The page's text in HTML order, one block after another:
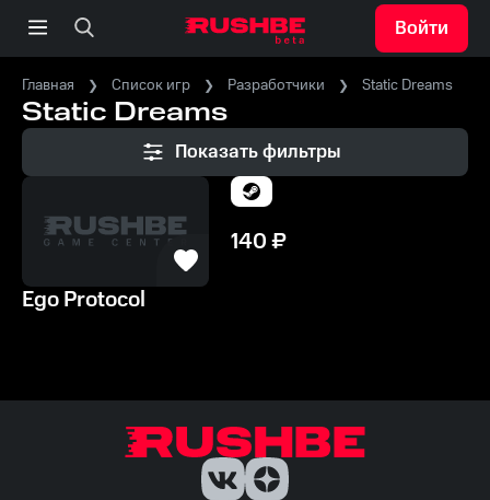
Войти
Главная Список игр Разработчики Static Dreams
Static Dreams
Показать фильтры
140₽
Ego Protocol